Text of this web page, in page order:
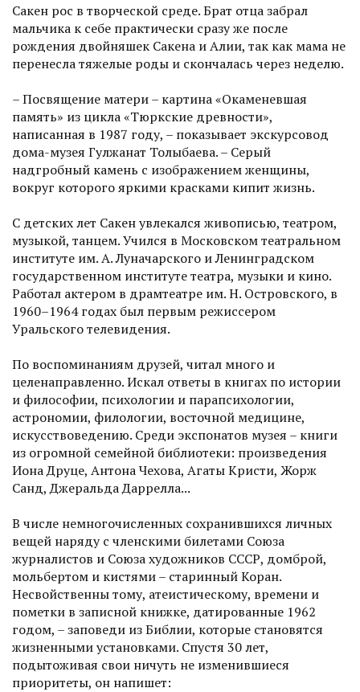
Сакен рос в творческой среде. Брат отца забрал
мальчика к себе практически сразу же после
рождения двойняшек Сакена и Алии, так как мама не
перенесла тяжелые роды и скончалась через неделю.
– Посвящение матери – картина «Окаменевшая
память» из цикла «Тюркские древности»,
написанная в 1987 году, – показывает экскурсовод
дома-музея Гулжанат Толыбаева. – Серый
надгробный камень с изображением женщины,
вокруг которого яркими красками кипит жизнь.
С детских лет Сакен увлекался живописью, театром,
музыкой, танцем. Учился в Московском театральном
институте им. А. Луначарского и Ленинградском
государственном институте театра, музыки и кино.
Работал актером в драмтеатре им. Н. Островского, в
1960–1964 годах был первым режиссером
Уральского телевидения.
По воспоминаниям друзей, читал много и
целенаправленно. Искал ответы в книгах по истории
и философии, психологии и парапсихологии,
астрономии, филологии, восточной медицине,
искусствоведению. Среди экспонатов музея – книги
из огромной семейной библиотеки: произведения
Иона Друце, Антона Чехова, Агаты Кристи, Жорж
Санд, Джеральда Даррелла...
В числе немногочисленных сохранившихся личных
вещей наряду с членскими билетами Союза
журналистов и Союза художников СССР, домброй,
мольбертом и кистями – старинный Коран.
Несвойственны тому, атеис­тическому, времени и
пометки в записной книжке, датированные 1962
годом, – заповеди из Библии, которые становятся
жизненными установками. Спус­тя 30 лет,
подытоживая свои ничуть не изменившиеся
приоритеты, он напишет: